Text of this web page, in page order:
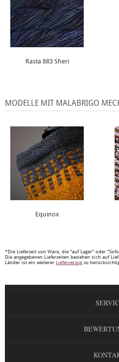
Rasta 883 Sheri
MODELLE MIT MALABRIGO
Equinox
*Die Lieferzeit von Ware, die "auf Lager" oder
Die angegebenen Lieferzeiten beziehen sich auf
Länder ist ein weiterer Lieferverzug zu